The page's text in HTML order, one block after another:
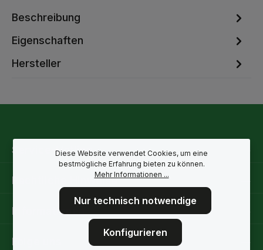
Beschreibung
Eigenschaften
Hersteller
Service-Hotline
Rechtliche Hinweise
Informationen
Folge uns
Diese Website verwendet Cookies, um eine
bestmögliche Erfahrung bieten zu können.
Mehr Informationen ...
Nur technisch notwendige
Konfigurieren